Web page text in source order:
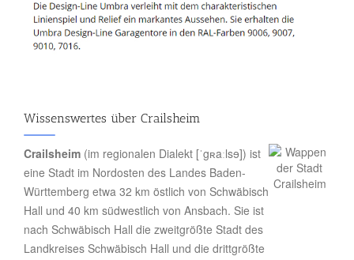
Wissenswertes über Crailsheim
Crailsheim (im regionalen Dialekt [ˈgʀaːlsɘ]) ist
eine Stadt im Nordosten des Landes Baden-
Württemberg etwa 32 km östlich von Schwäbisch
Hall und 40 km südwestlich von Ansbach. Sie ist
nach Schwäbisch Hall die zweitgrößte Stadt des
Landkreises Schwäbisch Hall und die drittgrößte